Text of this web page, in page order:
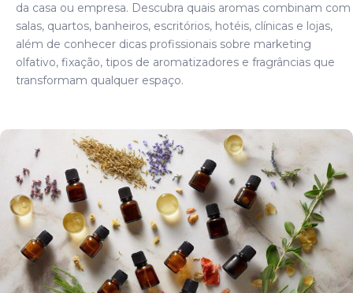
da casa ou empresa. Descubra quais aromas combinam com
salas, quartos, banheiros, escritórios, hotéis, clínicas e lojas,
além de conhecer dicas profissionais sobre marketing
olfativo, fixação, tipos de aromatizadores e fragrâncias que
transformam qualquer espaço.